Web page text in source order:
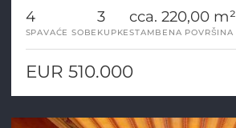
4
SPAVAĆE SOBE
3
KUPKE
cca. 220,00 m²
STAMBENA POVRŠINA
EUR 510.000